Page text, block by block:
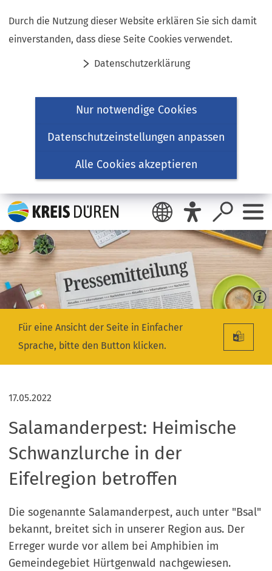
Durch die Nutzung dieser Website erklären Sie sich damit
einverstanden, dass diese Seite Cookies verwendet.
Datenschutzerklärung
Nur notwendige Cookies
Datenschutzeinstellungen anpassen
Alle Cookies akzeptieren
Inhalt anspringen
Für eine Ansicht der Seite in Einfacher
Sprache, bitte den Button klicken.
17.05.2022
Salamanderpest: Heimische
Schwanzlurche in der
Eifelregion betroffen
Die sogenannte Salamanderpest, auch unter "Bsal"
bekannt, breitet sich in unserer Region aus. Der
Erreger wurde vor allem bei Amphibien im
Gemeindegebiet Hürtgenwald nachgewiesen.